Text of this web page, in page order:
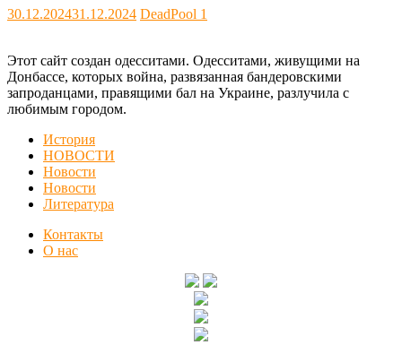
30.12.202431.12.2024 DeadPool 1
Этот сайт создан одесситами. Одесситами, живущими на
Донбассе, которых война, развязанная бандеровскими
запроданцами, правящими бал на Украине, разлучила с
любимым городом.
История
НОВОСТИ
Новости
Новости
Литература
Контакты
О нас